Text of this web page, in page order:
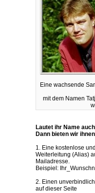
Eine wachsende
mit dem Namen
Lautet ihr Name
Dann bieten wir
1. Eine kostenlose
Weiterleitung (Alias)
Mailadresse.
Beispiel:
2. Einen
auf dieser Seite